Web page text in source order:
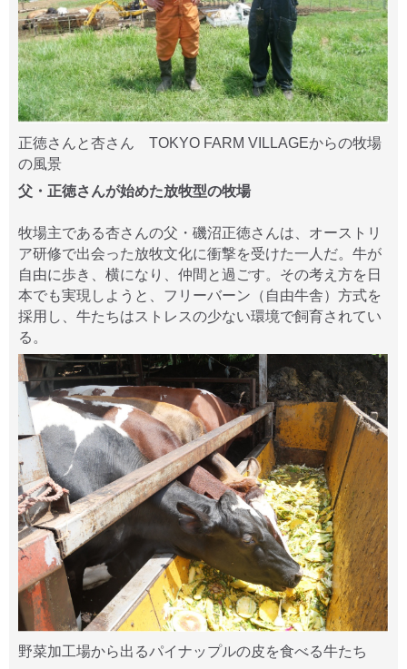
正徳さんと杏さん TOKYO FARM VILLAGEからの牧場
の風景
父・正徳さんが始めた放牧型の牧場
牧場主である杏さんの父・磯沼正徳さんは、オーストリ
ア研修で出会った放牧文化に衝撃を受けた一人だ。牛が
自由に歩き、横になり、仲間と過ごす。その考え方を日
本でも実現しようと、フリーバーン（自由牛舎）方式を
採用し、牛たちはストレスの少ない環境で飼育されてい
る。
野菜加工場から出るパイナップルの皮を食べる牛たち